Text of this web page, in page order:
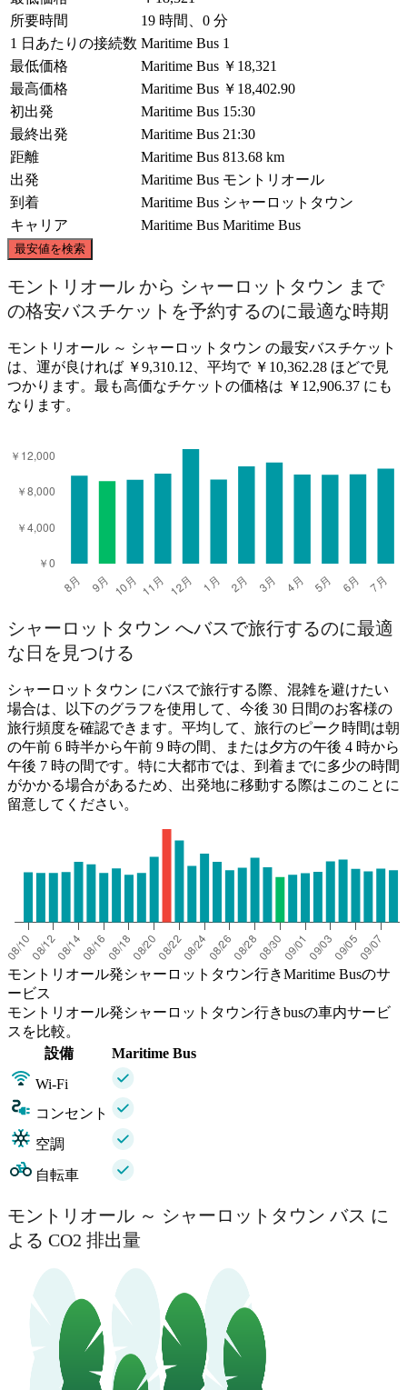
所要時間
19 時間、0 分
1 日あたりの接続数 Maritime Bus 1
最低価格
Maritime Bus ￥18,321
最高価格
Maritime Bus ￥18,402.90
初出発
Maritime Bus 15:30
最終出発
Maritime Bus 21:30
距離
Maritime Bus 813.68 km
出発
Maritime Bus モントリオール
到着
Maritime Bus シャーロットタウン
キャリア
Maritime Bus Maritime Bus
最安値を検索
Montreal
Charlottetown
モントリオール から シャーロットタウン まで
の格安バスチケットを予約するのに最適な時期
モントリオール ～ シャーロットタウン の最安バスチケット
は、運が良ければ ￥9,310.12、平均で ￥10,362.28 ほどで見
つかります。最も高価なチケットの価格は ￥12,906.37 にも
なります。
シャーロットタウン へバスで旅行するのに最適
な日を見つける
シャーロットタウン にバスで旅行する際、混雑を避けたい
場合は、以下のグラフを使用して、今後 30 日間のお客様の
旅行頻度を確認できます。平均して、旅行のピーク時間は朝
の午前 6 時半から午前 9 時の間、または夕方の午後 4 時から
午後 7 時の間です。特に大都市では、到着までに多少の時間
がかかる場合があるため、出発地に移動する際はこのことに
留意してください。
モントリオール発シャーロットタウン行きMaritime Busのサ
ービス
モントリオール発シャーロットタウン行きbusの車内サービ
スを比較。
設備
Maritime Bus
Wi-Fi
コンセント
空調
自転車
モントリオール ～ シャーロットタウン バス に
よる CO2 排出量